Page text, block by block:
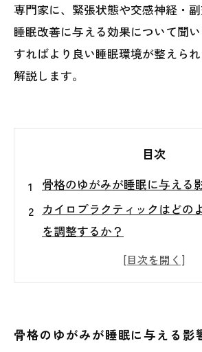
専門家に、緊張状態や交感神経・
睡眠改善に与える効果について聞
すればより良い睡眠環境が整えら
解説します。
目次
骨格のゆがみが睡眠に与える
カイロプラクティックはどの
を調整するか？
交感神経・副交感神経のバラ
う影響するか？
骨格のゆがみが睡眠に与える影